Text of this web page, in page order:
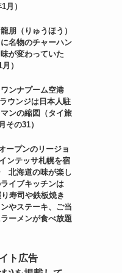
月）
朋（りゅうほう）
名物のチャーハン
が変わっていた
）
ンナプーム空港
ウンジは日本人駐
ンの縮図（タイ旅
その31）
ープンのリージョ
ンテッサ札幌を宿
北海道の味が楽し
イブキッチンは
寿司や鉄板焼き
やステーキ、ご当
ーメンが食べ放題
ト広告